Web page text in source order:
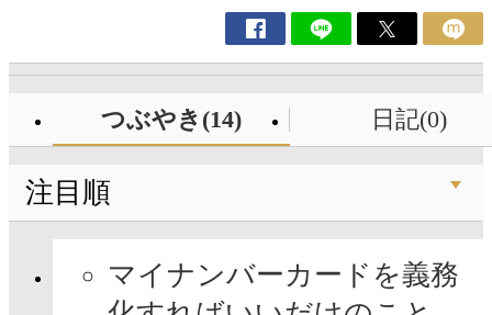
つぶやき(14) 日記(0)
注目順
マイナンバーカードを義務